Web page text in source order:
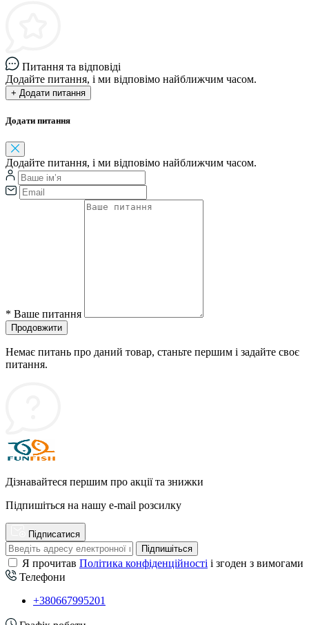
Питання та відповіді
Додайте питання, і ми відповімо найближчим часом.
+ Додати питання
Додати питання
Додайте питання, і ми відповімо найближчим часом.
* Ваше питання
Продовжити
Немає питань про даний товар, станьте першим і задайте своє
питання.
Дізнавайтеся першим про акції та знижки
Підпишіться на нашу e-mail розсилку
Підписатися
Підпишіться
Я прочитав Політика конфіденційності і згоден з вимогами
Телефони
+380667995201